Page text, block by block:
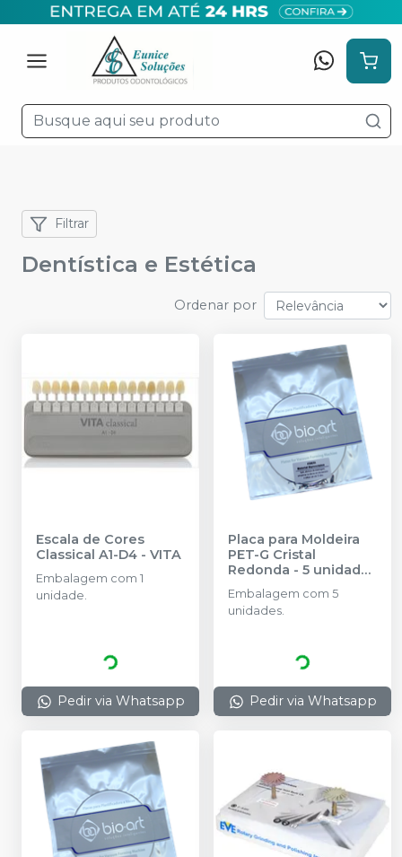
Filtrar
Dentística e Estética
Ordenar por
Escala de Cores
Classical A1-D4 - VITA
Embalagem com 1
unidade.
Pedir via Whatsapp
Placa para Moldeira
PET-G Cristal
Redonda - 5 unidades
BIO-ART
Embalagem com 5
unidades.
Pedir via Whatsapp